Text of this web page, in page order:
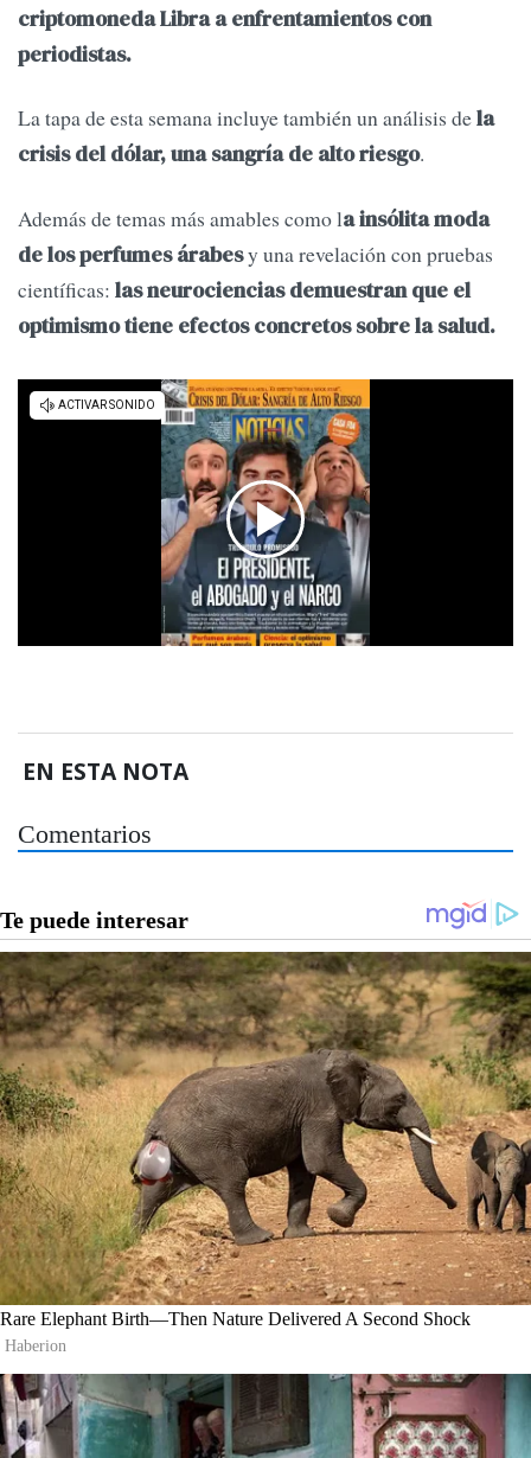
criptomoneda Libra a enfrentamientos con
periodistas.
La tapa de esta semana incluye también un análisis dela
crisis del dólar, una sangría de alto riesgo.
Además de temas más amables como la insólita moda
de los perfumes árabesy una revelación con pruebas
científicas: las neurociencias demuestran que el
optimismo tiene efectos concretos sobre la salud.
EN ESTA NOTA
Comentarios